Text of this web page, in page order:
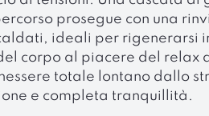
prosegue con una
ideali per rigenerarsi
corpo al piacere del relax
totale lontano dallo
e completa tranquillità.